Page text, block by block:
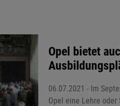
Opel bietet
06.07.2021 - Im
Opel eine Lehre